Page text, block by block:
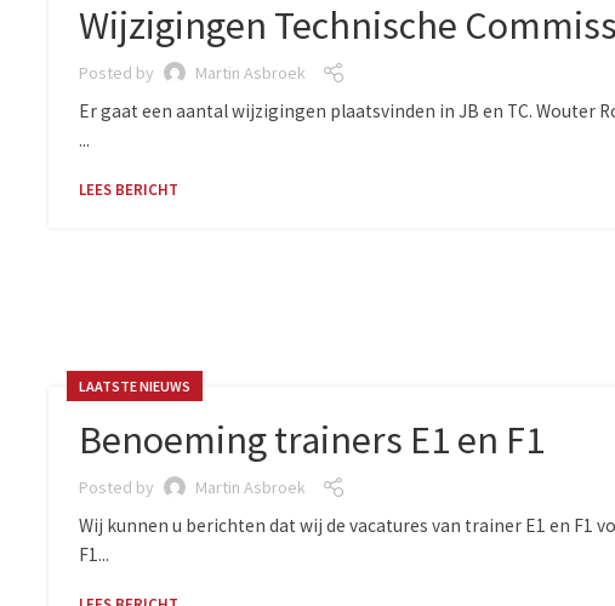
Wijzigingen Technische
Posted by Martin Asbroek
Er gaat een aantal wijzigingen plaatsvinden in JB en TC. Wouter
...
LEES BERICHT
LAATSTE NIEUWS
Benoeming trainers E1 en F1
Posted by Martin Asbroek
Wij kunnen u berichten dat wij de vacatures van trainer E1 en F1
F1...